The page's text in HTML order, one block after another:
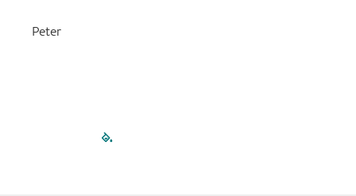
Peter
filled-pagination